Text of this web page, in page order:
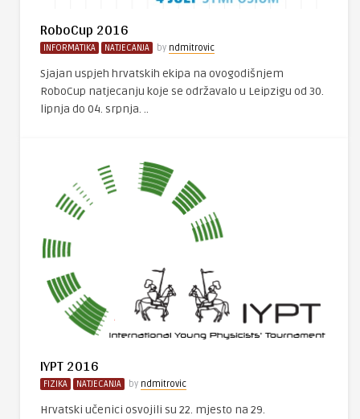
RoboCup 2016
INFORMATIKA NATJECANJA by ndmitrovic
Sjajan uspjeh hrvatskih ekipa na ovogodišnjem
RoboCup natjecanju koje se održavalo u Leipzigu od 30.
lipnja do 04. srpnja. ..
IYPT 2016
FIZIKA NATJECANJA by ndmitrovic
Hrvatski učenici osvojili su 22. mjesto na 29.